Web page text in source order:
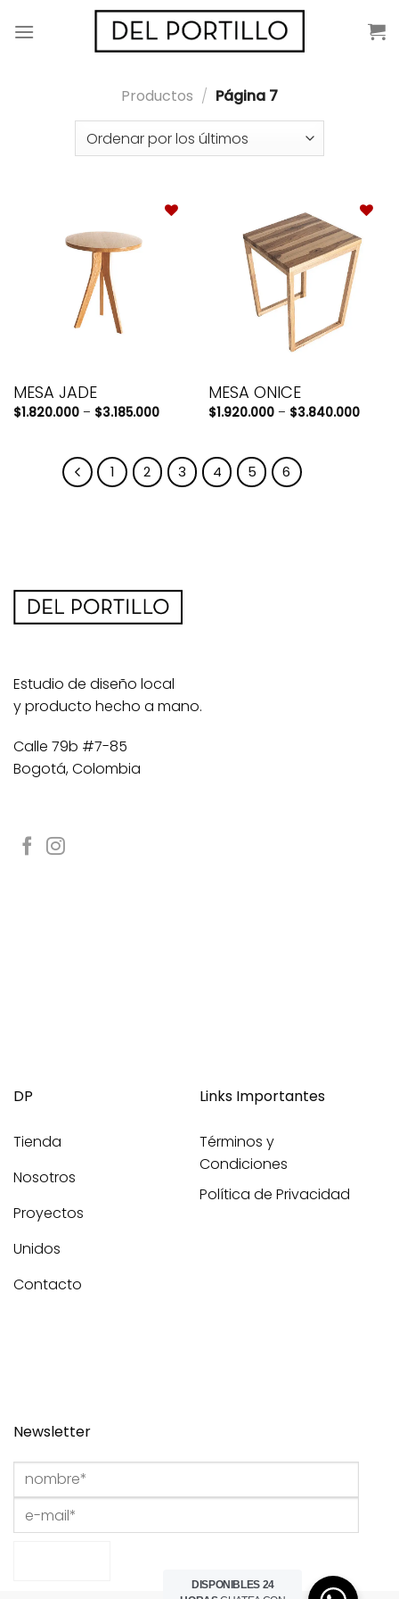
Productos / Página 7
MESA JADE
$1.820.000– $3.185.000
MESA ONICE
$1.920.000– $3.840.000
1 2 3 4 5 6
Estudio de diseño local
y producto hecho a mano.
Calle 79b #7-85
Bogotá, Colombia
DP
Tienda
Nosotros
Proyectos
Unidos
Contacto
Links Importantes
Términos y
Condiciones
Política de Privacidad
Newsletter
DISPONIBLES 24